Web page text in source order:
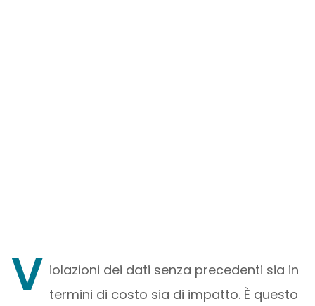
V iolazioni dei dati senza precedenti sia in
termini di costo sia di impatto. È questo